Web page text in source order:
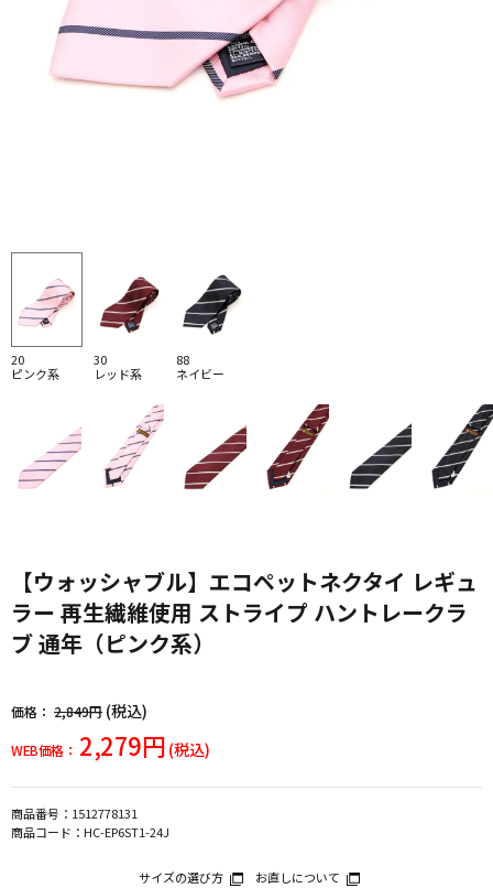
20
ピンク系
30
レッド系
88
ネイビー
【ウォッシャブル】エコペットネクタイ レギュ
ラー 再生繊維使用 ストライプ ハントレークラ
ブ 通年（ピンク系）
価格： 2,849円 (税込)
WEB価格： 2,279円 (税込)
商品番号： 1512778131
商品コード： HC-EP6ST1-24J
サイズの選び方 お直しについて